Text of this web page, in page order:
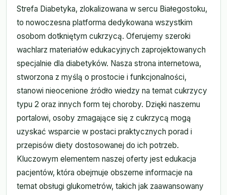
Strefa Diabetyka, zlokalizowana w sercu Białegostoku,
to nowoczesna platforma dedykowana wszystkim
osobom dotkniętym cukrzycą. Oferujemy szeroki
wachlarz materiałów edukacyjnych zaprojektowanych
specjalnie dla diabetyków. Nasza strona internetowa,
stworzona z myślą o prostocie i funkcjonalności,
stanowi nieocenione źródło wiedzy na temat cukrzycy
typu 2 oraz innych form tej choroby. Dzięki naszemu
portalowi, osoby zmagające się z cukrzycą mogą
uzyskać wsparcie w postaci praktycznych porad i
przepisów diety dostosowanej do ich potrzeb.
Kluczowym elementem naszej oferty jest edukacja
pacjentów, która obejmuje obszerne informacje na
temat obsługi glukometrów, takich jak zaawansowany